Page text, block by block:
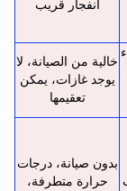
انفجار قريب
خالية من الصيانة، لا
يوجد غازات، يمكن
تعقيمها
بدون صيانة، درجات
حرارة متطرفة،